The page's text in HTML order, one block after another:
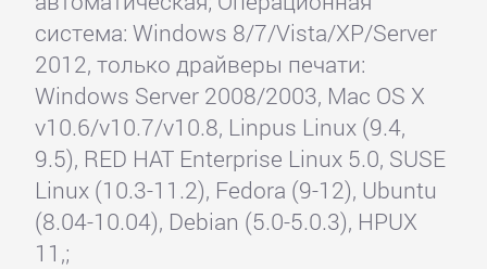
система: Windows 8/7/Vista/XP/Server
2012, только драйверы печати:
Windows Server 2008/2003, Mac OS X
v10.6/v10.7/v10.8, Linpus Linux (9.4,
9.5), RED HAT Enterprise Linux 5.0, SUSE
Linux (10.3-11.2), Fedora (9-12), Ubuntu
(8.04-10.04), Debian (5.0-5.0.3), HPUX
11,;